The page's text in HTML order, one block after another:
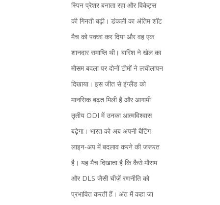
स्पिन प्रेशर बनाता रहा और विकेट्स
की गिनती बढ़ी। डंकली का अंतिम शॉट
मैच को पक्का कर दिया और वह एक
शानदार समाप्ति थी। बारिश ने खेल का
मौसम बदला पर दोनों टीमों ने लचीलापन
दिखाया। इस जीत से इंग्लैंड को
मानसिक बढ़त मिली है और आगामी
तृतीय ODI में उनका आत्मविश्वास
बढ़ेगा। भारत को अब अपनी बैटिंग
लाइन‑अप में बदलाव करने की जरूरत
है। यह मैच दिखाता है कि कैसे मौसम
और DLS जैसी चीज़ें रणनीति को
प्रभावित करती हैं। अंत में कहा जा